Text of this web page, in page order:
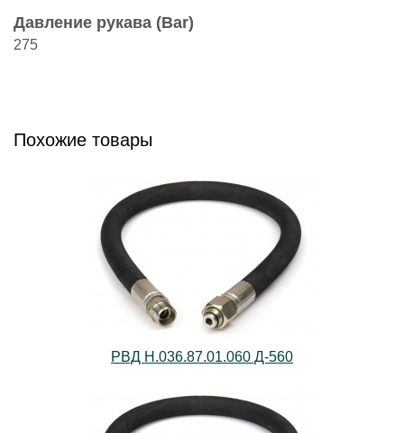
Давление рукава (Bar)
275
Похожие товары
РВД Н.036.87.01.060 Д-560